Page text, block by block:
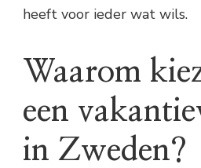
heeft voor ieder wat wils.
Waarom
een
in Zweden?